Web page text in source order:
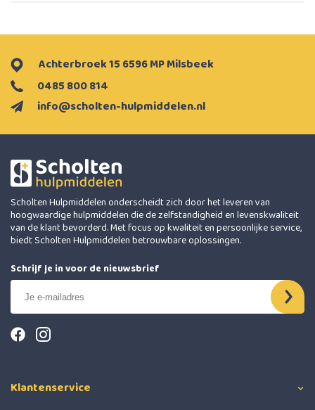
info@scholten-hulpmiddelen.nl
0485 800 814
Achterbroek 15 6596 MP Milsbeek
Scholten Hulpmiddelen onderscheidt zich door het leveren van
hoogwaardige hulpmiddelen die de zelfstandigheid en levenskwaliteit
van de klant bevorderd. Met focus op kwaliteit en persoonlijke service,
biedt Scholten Hulpmiddelen betrouwbare oplossingen.
Schrijf je in voor de nieuwsbrief
Klantenservice